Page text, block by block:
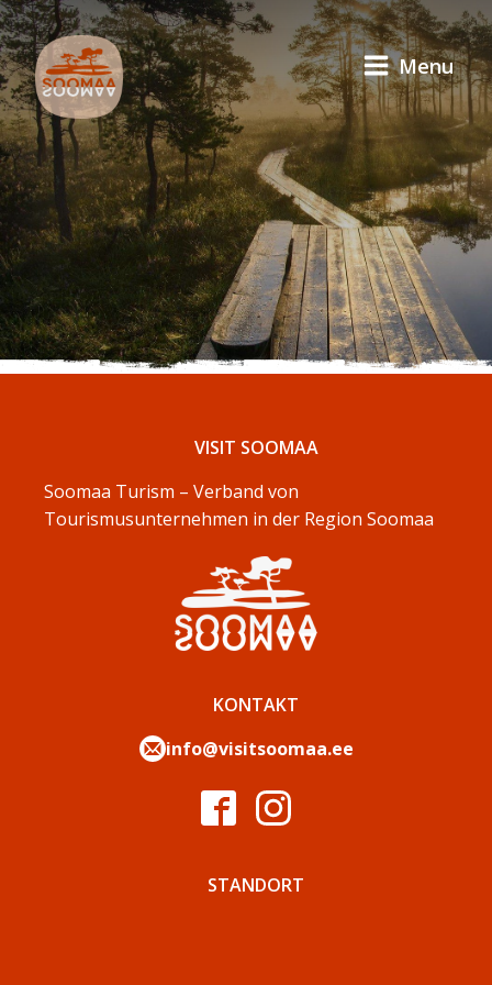
Menu
VISIT SOOMAA
Soomaa Turism – Verband von
Tourismusunternehmen in der Region Soomaa
KONTAKT
info@visitsoomaa.ee
STANDORT